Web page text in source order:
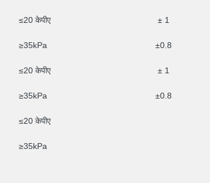
≤20 केपीए ± 1
≥35kPa ±0.8
≤20 केपीए ± 1
≥35kPa ±0.8
≤20 केपीए
≥35kPa